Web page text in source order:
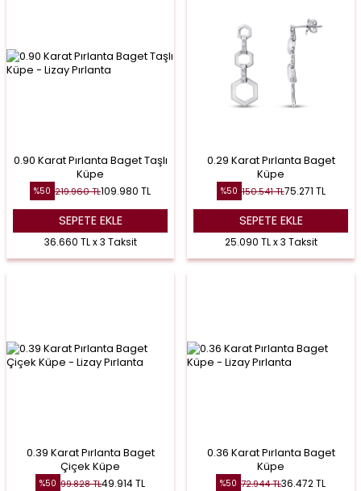
0.90 Karat Pırlanta Baget Taşlı
Küpe
%50 219.960TL109.980 TL
SEPETE EKLE
36.660 TL x 3 Taksit
0.29 Karat Pırlanta Baget
Küpe
%50 150.541TL75.271 TL
SEPETE EKLE
25.090 TL x 3 Taksit
0.39 Karat Pırlanta Baget
Çiçek Küpe
%50 99.828TL49.914TL
0.36 Karat Pırlanta Baget
Küpe
%50 72.944TL36.472TL